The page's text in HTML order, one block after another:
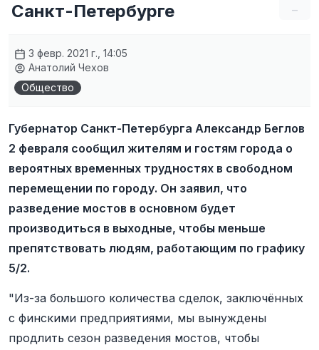
–
Санкт-Петербурге
3 февр. 2021 г., 14:05
Анатолий Чехов
Общество
Губернатор Санкт-Петербурга Александр Беглов
2 февраля сообщил жителям и гостям города о
вероятных временных трудностях в свободном
перемещении по городу. Он заявил, что
разведение мостов в основном будет
производиться в выходные, чтобы меньше
препятствовать людям, работающим по графику
5/2.
"Из-за большого количества сделок, заключённых
с финскими предприятиями, мы вынуждены
продлить сезон разведения мостов, чтобы